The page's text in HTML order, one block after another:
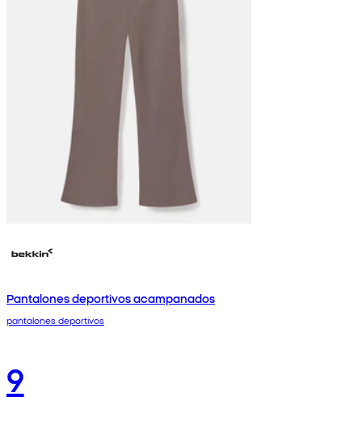
Pantalones deportivos acampanados
pantalones deportivos
9